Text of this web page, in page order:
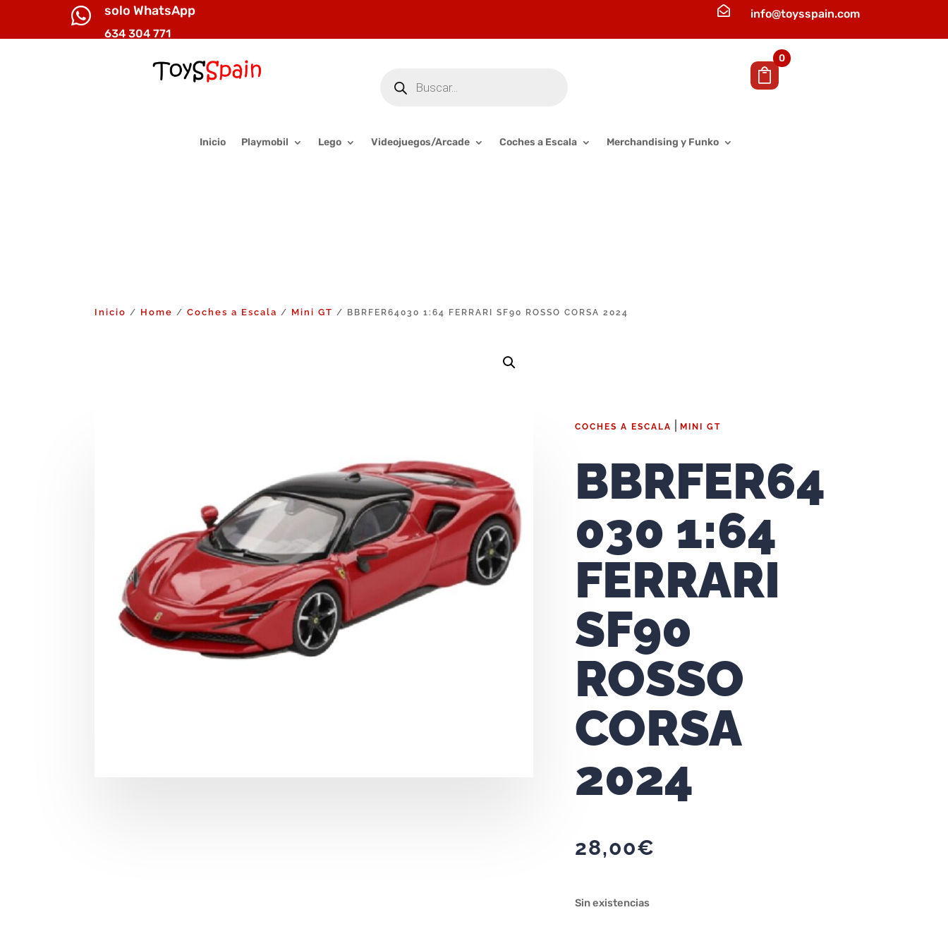
 solo WhatsApp
634 304 771
 info@toysspain.com
productos
0
Inicio Playmobil Lego Videojuegos/Arcade Coches a Escala Merchandising y Funko
Inicio / Home /Coches a Escala / Mini GT / BBRFER64030 1:64 FERRARI SF90 ROSSO CORSA 2024
COCHES A ESCALA MINI GT
BBRFER64
030 1:64
FERRARI
SF90
ROSSO
CORSA
2024
28,00€
Sin existencias